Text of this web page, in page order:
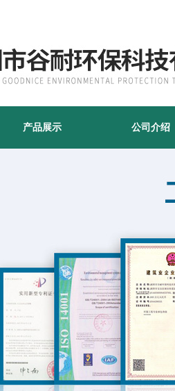
产品展示 公司介绍